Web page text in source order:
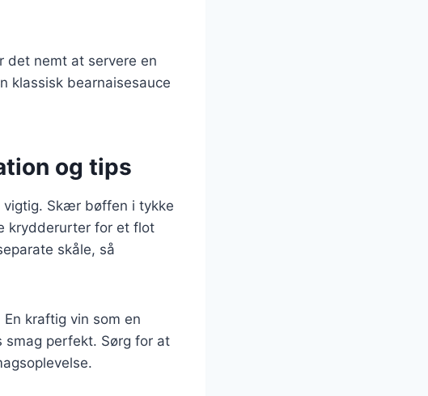
det nemt at servere en
klassisk bearnaisesauce
og tips
vigtig. Skær bøffen i tykke
krydderurter for et flot
skåle, så
kraftig vin som en
smag perfekt. Sørg for at